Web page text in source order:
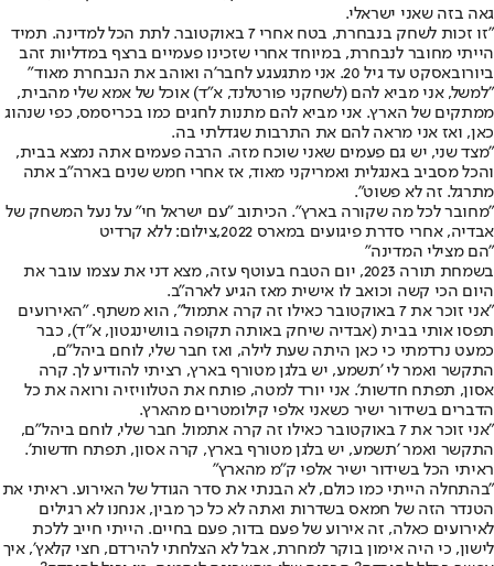
גאה בזה שאני ישראלי.
"זו זכות לשחק בנבחרת, בטח אחרי 7 באוקטובר. לתת הכל למדינה. תמיד
הייתי מחובר לנבחרת, במיוחד אחרי שזכינו פעמיים ברצף במדליות זהב
ביורובאסקט עד גיל 20. אני מתגעגע לחבר'ה ואוהב את הנבחרת מאוד"
"למשל, אני מביא להם (לשחקני פורטלנד, א"ד) אוכל של אמא שלי מהבית,
ממתקים של הארץ. אני מביא להם מתנות לחגים כמו בכריסמס, כפי שנהוג
כאן, ואז אני מראה להם את התרבות שגדלתי בה.
"מצד שני, יש גם פעמים שאני שוכח מזה. הרבה פעמים אתה נמצא בבית,
והכל מסביב באנגלית ואמריקני מאוד, אז אחרי חמש שנים בארה"ב אתה
מתרגל. זה לא פשוט".
"מחובר לכל מה שקורה בארץ". הכיתוב "עם ישראל חי" על נעל המשחק של
אבדיה, אחרי סדרת פיגועים במארס 2022,צילום: ללא קרדיט
"הם מצילי המדינה"
בשמחת תורה 2023, יום הטבח בעוטף עזה, מצא דני את עצמו עובר את
היום הכי קשה וכואב לו אישית מאז הגיע לארה"ב.
"אני זוכר את 7 באוקטובר כאילו זה קרה אתמול", הוא משתף. "האירועים
תפסו אותי בבית (אבדיה שיחק באותה תקופה בוושינגטון, א"ד), כבר
כמעט נרדמתי כי כאן היתה שעת לילה, ואז חבר שלי, לוחם ביהל"ם,
התקשר ואמר לי 'תשמע, יש בלגן מטורף בארץ, רציתי להודיע לך. קרה
אסון, תפתח חדשות'. אני יורד למטה, פותח את הטלוויזיה ורואה את כל
הדברים בשידור ישיר כשאני אלפי קילומטרים מהארץ.
"אני זוכר את 7 באוקטובר כאילו זה קרה אתמול. חבר שלי, לוחם ביהל"ם,
התקשר ואמר 'תשמע, יש בלגן מטורף בארץ, קרה אסון, תפתח חדשות'.
ראיתי הכל בשידור ישיר אלפי ק"מ מהארץ"
"בהתחלה הייתי כמו כולם, לא הבנתי את סדר הגודל של האירוע. ראיתי את
הטנדר הזה של חמאס בשדרות ואתה לא כל כך מבין, אנחנו לא רגילים
לאירועים כאלה, זה אירוע של פעם בדור, פעם בחיים. הייתי חייב ללכת
לישון, כי היה אימון בוקר למחרת, אבל לא הצלחתי להירדם, חצי קלאץ', איך